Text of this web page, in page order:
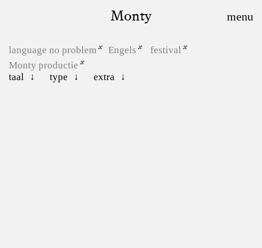
Monty
language no problem Engels
festival
Monty productie
taal
type extra